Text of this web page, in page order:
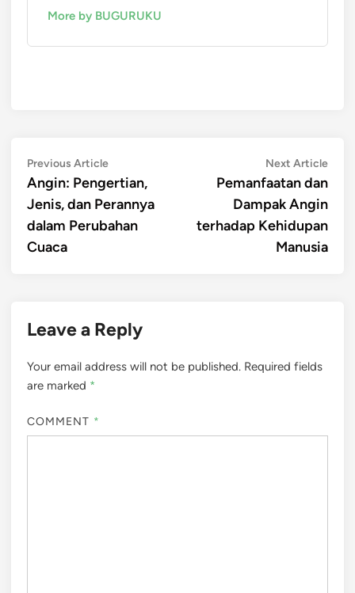
More by BUGURUKU
Post
navigation
Previous ArticlePrevious
article:
Angin: Pengertian,
Jenis, dan Perannya
dalam Perubahan
Cuaca
Next ArticleNext
Pemanfaatan dan
Dampak Angin
terhadap Kehidupan
Manusia
Leave a Reply
Your email address will not be published. Required fields
are marked *
COMMENT *